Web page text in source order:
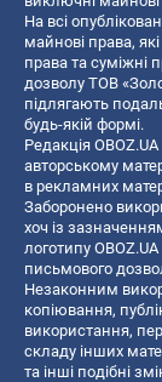
На всі
майнові права,
права та суміжні
дозволу ТОВ
підлягають
будь-якій формі.
Редакція
авторському
в рекламних
Заборонено
хоч із
логотипу
письмового
Незаконним
копiювання,
використання,
складу інших
та інші подібні